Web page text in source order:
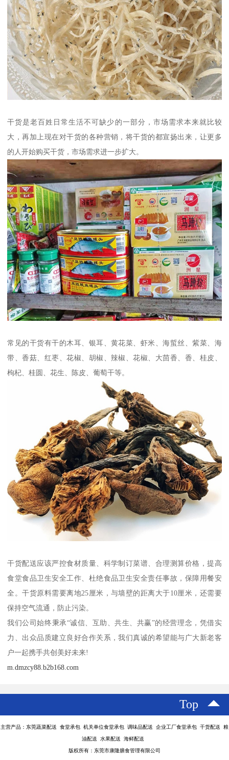
干货是老百姓日常生活不可缺少的一部分，市场需求本来就比较
大，再加上现在对干货的各种营销，将干货的都宣扬出来，让更多
的人开始购买干货，市场需求进一步扩大。
常见的干货有干的木耳、银耳、黄花菜、虾米、海蜇丝、紫菜、海
带、香菇、红枣、花椒、胡椒、辣椒、花椒、大茴香、香、桂皮、
枸杞、桂圆、花生、陈皮、葡萄干等。
干货配送应该严控食材质量、科学制订菜谱、合理测算价格，提高
食堂食品卫生安全工作、杜绝食品卫生安全责任事故，保障用餐安
全。干货原料需要离地25厘米，与墙壁的距离大于10厘米，还需要
保持空气流通，防止污染。
我们公司始终秉承“诚信、互助、共生、共赢”的经营理念，凭借实
力、出众品质建立良好合作关系，我们真诚的希望能与广大新老客
户一起携手共创美好未来!
m.dmzcy88.b2b168.com
Top
主营产品：东莞蔬菜配送 食堂承包 机关单位食堂承包 调味品配送 企业工厂食堂承包 干货配送 粮
油配送 水果配送 海鲜配送
版权所有：东莞市康隆膳食管理有限公司